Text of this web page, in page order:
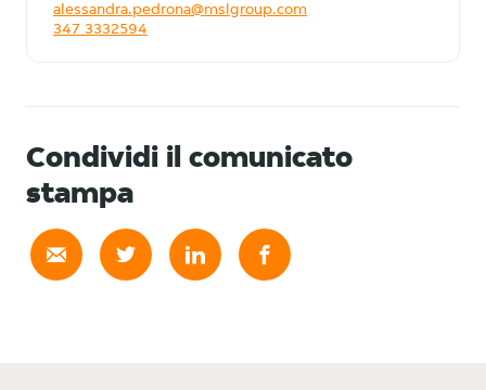
alessandra.pedrona@mslgroup.com
347 3332594
Condividi il comunicato
stampa